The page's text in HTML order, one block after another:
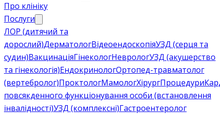
Про клініку
Послуги
ЛОР (дитячий та
дорослий)ДерматологВідеоендоскопіяУЗД (серця та
судин)ВакцинаціяГінекологНеврологУЗД (акушерство
та гінекологія)ЕндокринологОртопед-травматолог
(вертебролог)ПроктологМамологХірургПроцедури
повсякденного функціонування особи (встановлення
інвалідності)УЗД (комплексні)Гастроентеролог